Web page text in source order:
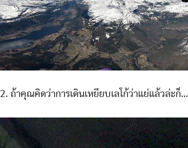
2. ถ้าคุณคิดว่าการเดินเหยียบเลโก้ว่าแย่แล้วล่ะก็…